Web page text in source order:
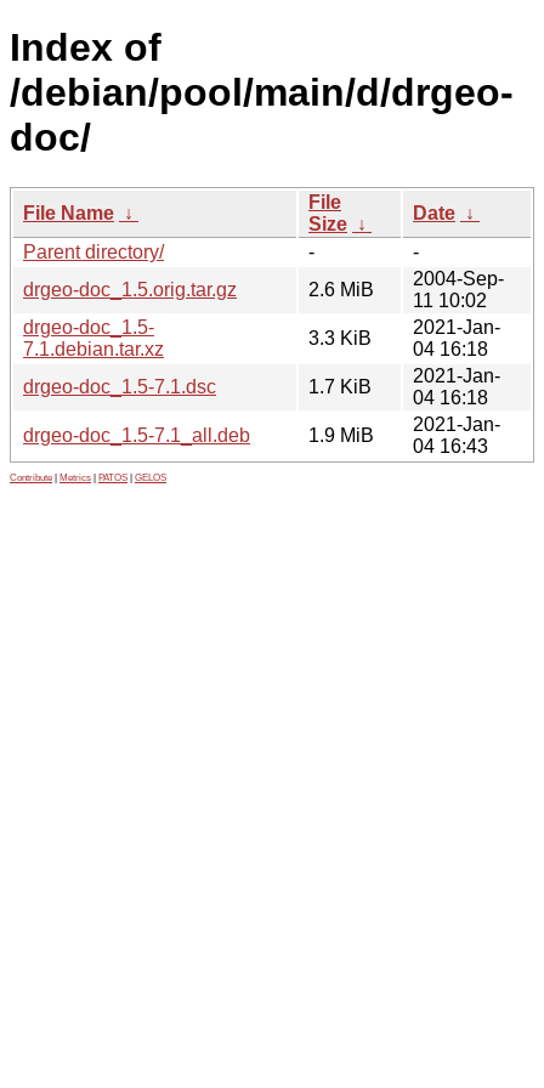
Index of
/debian/pool/main/d/drgeo-
doc/
File Name ↓
File
Size ↓
Date ↓
Parent directory/
-
-
drgeo-doc_1.5.orig.tar.gz
2.6 MiB
2004-Sep-
11 10:02
drgeo-doc_1.5-
7.1.debian.tar.xz
3.3 KiB
2021-Jan-
04 16:18
drgeo-doc_1.5-7.1.dsc
1.7 KiB
2021-Jan-
04 16:18
drgeo-doc_1.5-7.1_all.deb
1.9 MiB
2021-Jan-
04 16:43
Contribute Metrics PATOS GELOS